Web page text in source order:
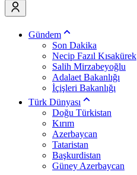
Gündem
Son Dakika
Necip Fazıl Kısakürek
Salih Mirzabeyoğlu
Adalaet Bakanlığı
İçişleri Bakanlığı
Türk Dünyası
Doğu Türkistan
Kırım
Azerbaycan
Tataristan
Başkurdistan
Güney Azerbaycan